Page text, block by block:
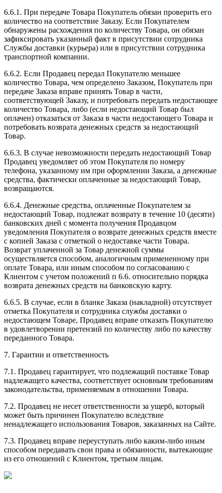
6.6.1. При передаче Товара Покупатель обязан проверить его
количество на соответствие Заказу. Если Покупателем
обнаружены расхождения по количеству Товара, он обязан
зафиксировать указанный факт в присутствии сотрудника
Службы доставки (курьера) или в присутствии сотрудника
транспортной компании.
6.6.2. Если Продавец передал Покупателю меньшее
количество Товара, чем определено Заказом, Покупатель при
передаче Заказа вправе принять Товар в части,
соответствующей Заказу, и потребовать передать недостающее
количество Товара, либо (если недостающий Товар был
оплачен) отказаться от Заказа в части недостающего Товара и
потребовать возврата денежных средств за недостающий
Товар.
6.6.3. В случае невозможности передать недостающий Товар
Продавец уведомляет об этом Покупателя по номеру
телефона, указанному им при оформлении Заказа, а денежные
средства, фактически оплаченные за недостающий Товар,
возвращаются.
6.6.4. Денежные средства, оплаченные Покупателем за
недостающий Товар, подлежат возврату в течение 10 (десяти)
банковских дней с момента получения Продавцом
уведомления Покупателя о возврате денежных средств вместе
с копией Заказа с отметкой о недоставке части Товара.
Возврат уплаченной за Товар денежной суммы
осуществляется способом, аналогичным примененному при
оплате Товара, или иным способом по согласованию с
Клиентом с учетом положений п 6.6. относительно порядка
возврата денежных средств на банковскую карту.
6.6.5. В случае, если в бланке Заказа (накладной) отсутствует
отметка Покупателя и сотрудника службы доставки о
недостающем Товаре, Продавец вправе отказать Покупателю
в удовлетворении претензий по количеству либо по качеству
переданного Товара.
7. Гарантии и ответственность
7.1. Продавец гарантирует, что подлежащий поставке Товар
надлежащего качества, соответствует основным требованиям
законодательства, применяемым в отношении Товара.
7.2. Продавец не несет ответственности за ущерб, который
может быть причинен Покупателю вследствие
ненадлежащего использования Товаров, заказанных на Сайте.
7.3. Продавец вправе переуступать либо каким-либо иным
способом передавать свои права и обязанности, вытекающие
из его отношений с Клиентом, третьим лицам.